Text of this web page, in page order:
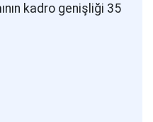
kadro genişliği 35